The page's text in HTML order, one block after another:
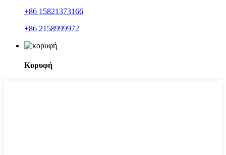
+86 15821373166
+86 2158999972
Κορυφή